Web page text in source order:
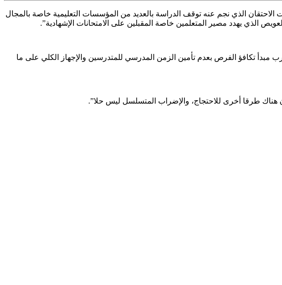
الاحتقان الذي نجم عنه توقف الدراسة بالعديد من المؤسسات التعليمية خاصة بالمجال
الذي يهدد مصير المتعلمين خاصة المقبلين على الامتحانات الإشهادية”.
مبدأ تكافؤ الفرص بعدم تأمين الزمن المدرسي للمتدرسين والإجهاز الكلي على ما
هناك طرقا أخرى للاحتجاج، والإضراب المتسلسل ليس حلا”.